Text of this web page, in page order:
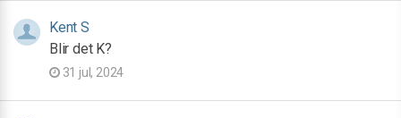
Kent S
Blir det K?
31 jul, 2024